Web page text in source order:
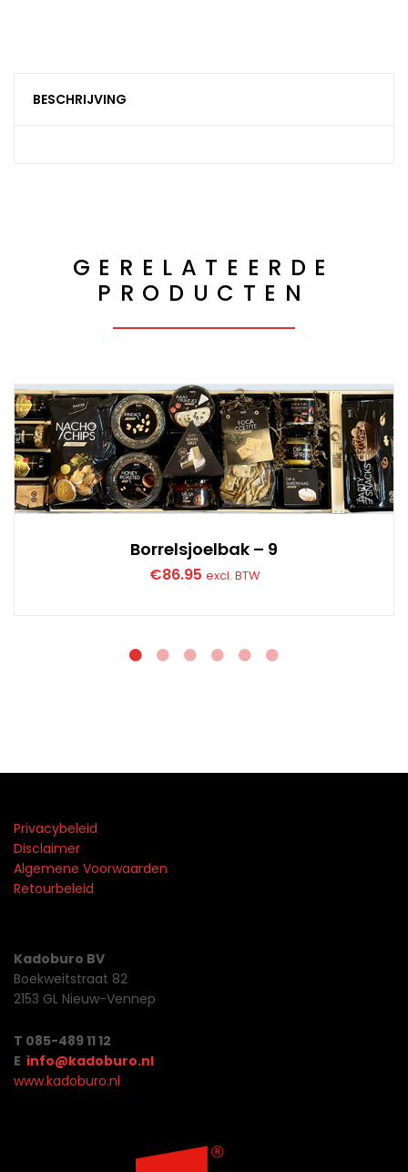
BESCHRIJVING
GERELATEERDE
PRODUCTEN
Borrelsjoelbak – 9
€86.95 excl. BTW
Privacybeleid
Disclaimer
Algemene Voorwaarden
Retourbeleid
Kadoburo BV
Boekweitstraat 82
2153 GL Nieuw-Vennep
T 085-489 11 12
E info@kadoburo.nl
www.kadoburo.nl